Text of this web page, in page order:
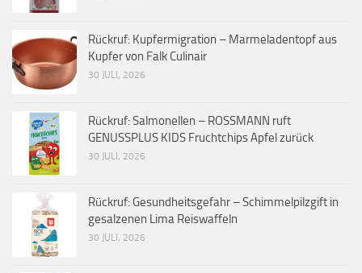
Rückruf: Kupfermigration – Marmeladentopf aus
Kupfer von Falk Culinair
30 JULI, 2026
Rückruf: Salmonellen – ROSSMANN ruft
GENUSSPLUS KIDS Fruchtchips Apfel zurück
30 JULI, 2026
Rückruf: Gesundheitsgefahr – Schimmelpilzgift in
gesalzenen Lima Reiswaffeln
30 JULI, 2026